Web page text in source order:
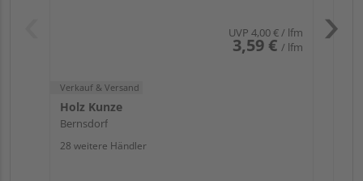
UVP 4,00 €/ lfm
3,59 € / lfm
Verkauf & Versand
Holz Kunze
Bernsdorf
28 weitere Händler